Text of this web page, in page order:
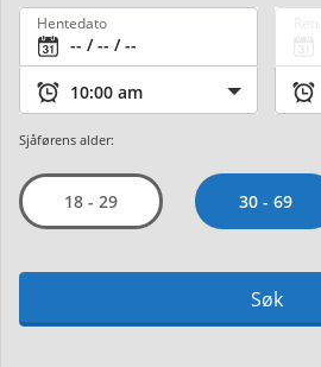
Hentedato
Sjåførens alder:
18 - 29 30 - 69
Søk